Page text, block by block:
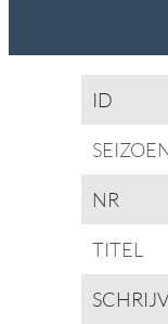
ID
NR
TITEL